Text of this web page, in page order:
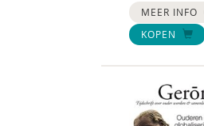
MEER INFO
KOPEN